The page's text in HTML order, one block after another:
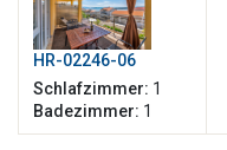
HR-02246-06
Schlafzimmer: 1
Badezimmer: 1